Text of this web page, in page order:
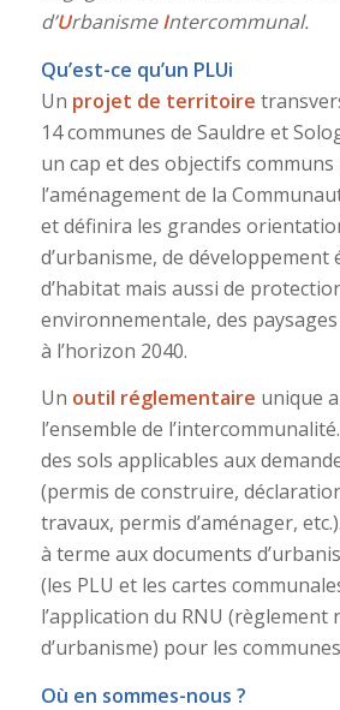
d’UrbanismeIntercommunal.
Qu’est-ce qu’un PLUi
Un projet de territoire
14 communes de Sauldre et
un cap et des objectifs
l’aménagement de la
et définira les grandes
d’urbanisme, de développement
d’habitat mais aussi de
environnementale, des
à l’horizon 2040.
Un outil réglementaire unique
l’ensemble de
des sols applicables aux
(permis de construire,
travaux, permis d’aménager,
à terme aux documents
(les PLU et les cartes
l’application du RNU (règlement
d’urbanisme) pour les
Où en sommes-nous ?